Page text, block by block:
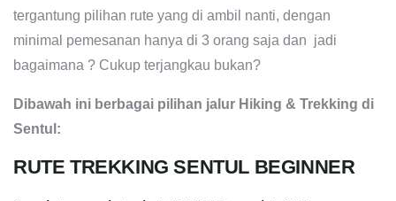
tergantung pilihan rute yang di ambil nanti, dengan
minimal pemesanan hanya di 3 orang saja dan jadi
bagaimana ? Cukup terjangkau bukan?
Dibawah ini berbagai pilihan jalur Hiking & Trekking di
Sentul:
RUTE TREKKING SENTUL BEGINNER